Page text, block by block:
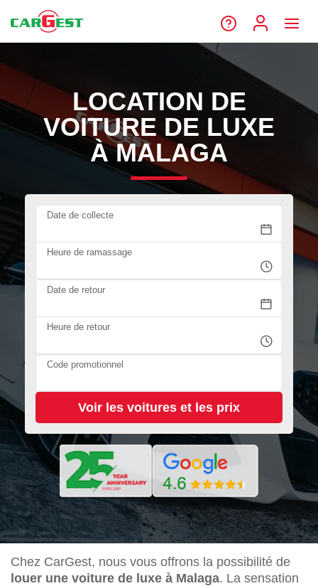
LOCATION DE
VOITURE DE LUXE
À MALAGA
Date de collecte
Heure de ramassage
Date de retour
Heure de retour
Code promotionnel
Chez CarGest, nous vous offrons la possibilité de
louer une voiture de luxe à Malaga. La sensation